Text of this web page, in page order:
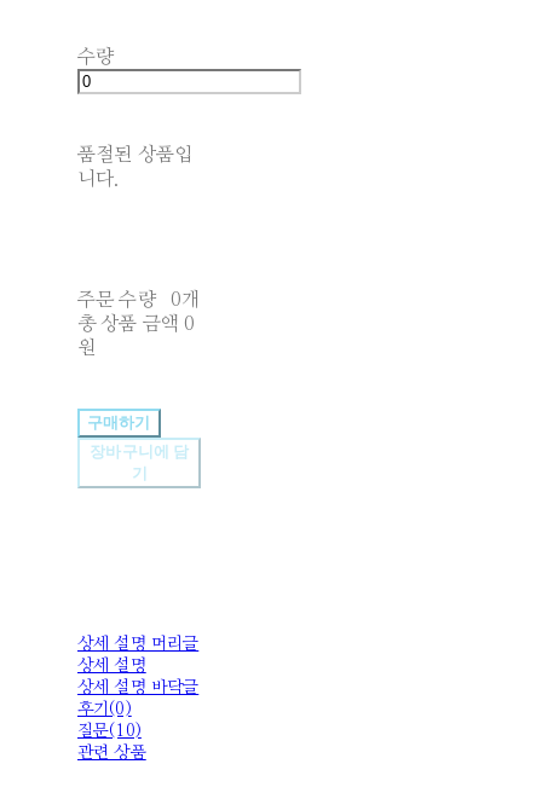
수량
품절된 상품입
니다.
주문 수량
0개
총 상품 금액 0
원
구매하기
장바구니에 담
기
상세 설명 머리글
상세 설명
상세 설명 바닥글
후기(0)
질문(10)
관련 상품